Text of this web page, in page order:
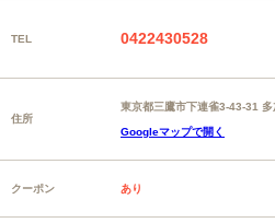
TEL 0422430528
住所
東京都三鷹市下連雀3-43-31
Googleマップで開く
クーポン あり